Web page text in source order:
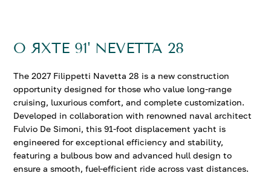
О ЯХТЕ 91' NEVETTA 28
The 2027 Filippetti Navetta 28 is a new construction
opportunity designed for those who value long-range
cruising, luxurious comfort, and complete customization.
Developed in collaboration with renowned naval architect
Fulvio De Simoni, this 91-foot displacement yacht is
engineered for exceptional efficiency and stability,
featuring a bulbous bow and advanced hull design to
ensure a smooth, fuel-efficient ride across vast distances.